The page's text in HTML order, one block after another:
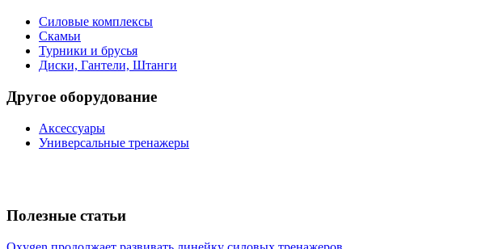
Силовые комплексы
Скамьи
Турники и брусья
Диски, Гантели, Штанги
Другое оборудование
Аксессуары
Универсальные тренажеры
Полезные статьи